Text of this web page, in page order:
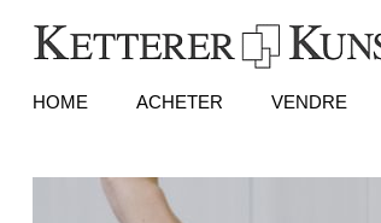
HOME ACHETER VENDRE